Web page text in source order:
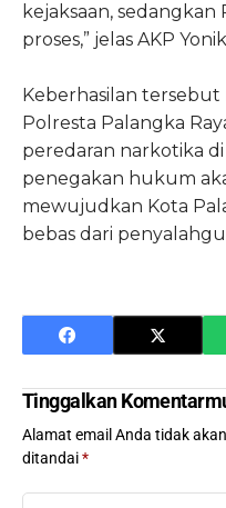
kejaksaan, sedangkan
proses,” jelas AKP
Keberhasilan
Polresta Palangka
peredaran narkotika
penegakan hukum
mewujudkan Kota
bebas dari
Tinggalkan
Alamat email Anda tidak
ditandai*